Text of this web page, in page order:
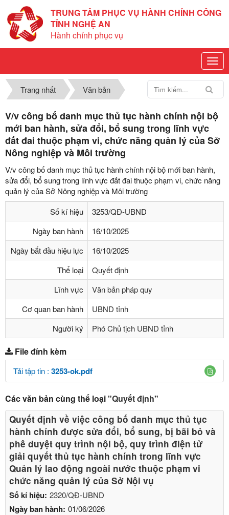
TRUNG TÂM PHỤC VỤ HÀNH CHÍNH CÔNG
TỈNH NGHỆ AN
Hành chính phục vụ
Trang nhất Văn bản
V/v công bố danh mục thủ tục hành chính nội bộ
mới ban hành, sửa đổi, bổ sung trong lĩnh vực
đất đai thuộc phạm vi, chức năng quản lý của Sở
Nông nghiệp và Môi trường
V/v công bố danh mục thủ tục hành chính nội bộ mới ban hành,
sửa đổi, bổ sung trong lĩnh vực đất đai thuộc phạm vi, chức năng
quản lý của Sở Nông nghiệp và Môi trường
Số kí hiệu
3253/QĐ-UBND
Ngày ban hành
16/10/2025
Ngày bắt đầu hiệu lực
16/10/2025
Thể loại
Quyết định
Lĩnh vực
Văn bản pháp quy
Cơ quan ban hành
UBND tỉnh
Người ký
Phó Chủ tịch UBND tỉnh
File đính kèm
Tải tập tin : 3253-ok.pdf
Các văn bản cùng thể loại"Quyết định"
Số kí hiệu: 2320/QĐ-UBND
Ngày ban hành: 01/06/2026
Quyết định về việc công bố danh mục thủ tục
hành chính được sửa đổi, bổ sung, bị bãi bỏ và
phê duyệt quy trình nội bộ, quy trình điện tử
giải quyết thủ tục hành chính trong lĩnh vực
Quản lý lao động ngoài nước thuộc phạm vi
chức năng quản lý của Sở Nội vụ